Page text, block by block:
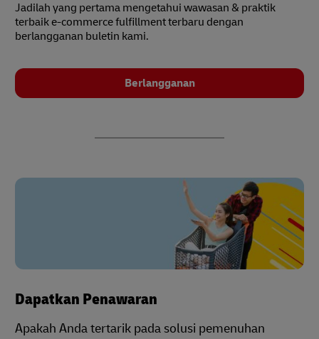
Jadilah yang pertama mengetahui wawasan & praktik
terbaik e-commerce fulfillment terbaru dengan
berlangganan buletin kami.
Berlangganan
Dapatkan Penawaran
Apakah Anda tertarik pada solusi pemenuhan